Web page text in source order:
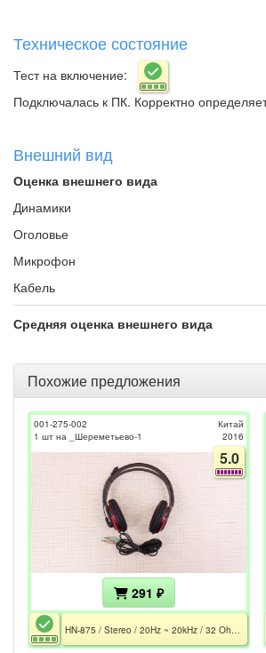
Техническое состояние
Тест на включение:
Подключалась к ПК. Корректно
Внешний вид
Оценка внешнего вида
Динамики
Оголовье
Микрофон
Кабель
Средняя оценка внешнего вида
Похожие предложения
001-275-002
1 шт на _Шереметьево-1
Китай
2016
5.0
291 ₽
HN-875 / Stereo / 20Hz ~ 20kHz / 32 Ohm / Mic 20Hz ~ 16kHz / 2x MiniJack 3.5 / 1.8 m / Не работает микрофон